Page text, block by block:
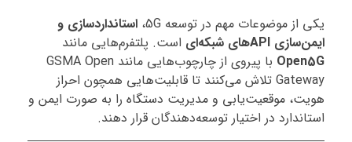
یکی از موضوعات مهم در توسعه 5G،
استانداردسازی و
ایمن‌سازی APIهای شبکه‌ای
است. پلتفرم‌هایی مانند
Open5G
با پیروی از چارچوب‌هایی مانند GSMA Open
Gateway تلاش می‌کنند تا قابلیت‌هایی همچون احراز
هویت، موقعیت‌یابی و مدیریت دستگاه را به صورت ایمن و
استاندارد در اختیار توسعه‌دهندگان قرار دهند.